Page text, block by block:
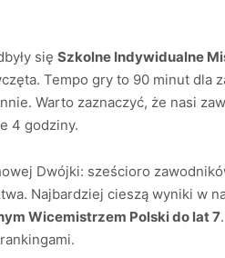
się Szkolne Indywidualne
Tempo gry to 90 minut dla
Warto zaznaczyć, że nasi
4 godziny.
Dwójki: sześcioro
Najbardziej cieszą wyniki w
Wicemistrzem Polski do lat 7